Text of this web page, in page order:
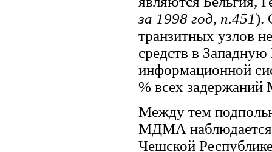
за 1998 год, п.451).
транзитных узлов
средств в
информационной
% всех
Между тем
МДМА наблюдается
Чешской